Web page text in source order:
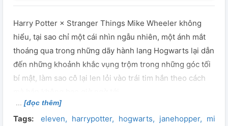
Harry Potter × Stranger Things Mike Wheeler không
hiểu, tại sao chỉ một cái nhìn ngẫu nhiên, một ánh mắt
thoáng qua trong những dãy hành lang Hogwarts lại dẫn
đến những khoảnh khắc vụng trộm trong những góc tối
bí mật, làm sao cô lại len lỏi vào trái tim hắn theo cách
[đọc thêm]
Tags: eleven harrypotter hogwarts janehopper